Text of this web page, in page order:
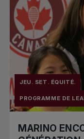
JEU. SET. ÉQUITÉ.
PROGRAMME DE
MARINO